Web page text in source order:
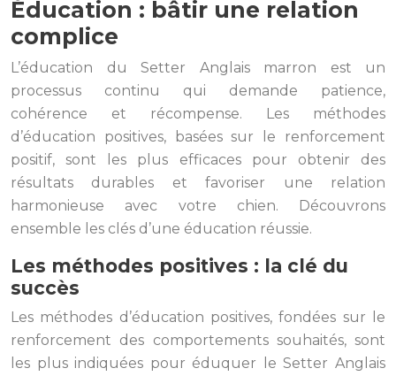
Éducation : bâtir une relation
complice
L’éducation du Setter Anglais marron est un
processus continu qui demande patience,
cohérence et récompense. Les méthodes
d’éducation positives, basées sur le renforcement
positif, sont les plus efficaces pour obtenir des
résultats durables et favoriser une relation
harmonieuse avec votre chien. Découvrons
ensemble les clés d’une éducation réussie.
Les méthodes positives : la clé du
succès
Les méthodes d’éducation positives, fondées sur le
renforcement des comportements souhaités, sont
les plus indiquées pour éduquer le Setter Anglais